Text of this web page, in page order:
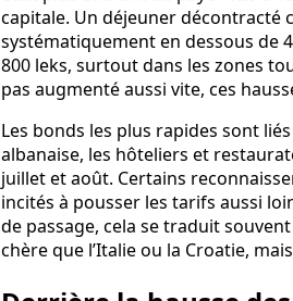
capitale. Un déjeuner décontracté
systématiquement en dessous de
800 leks, surtout dans les zones
pas augmenté aussi vite, ces
Les bonds les plus rapides sont
albanaise, les hôteliers et
juillet et août. Certains
incités à pousser les tarifs aussi
de passage, cela se traduit
chère que l’Italie ou la Croatie,